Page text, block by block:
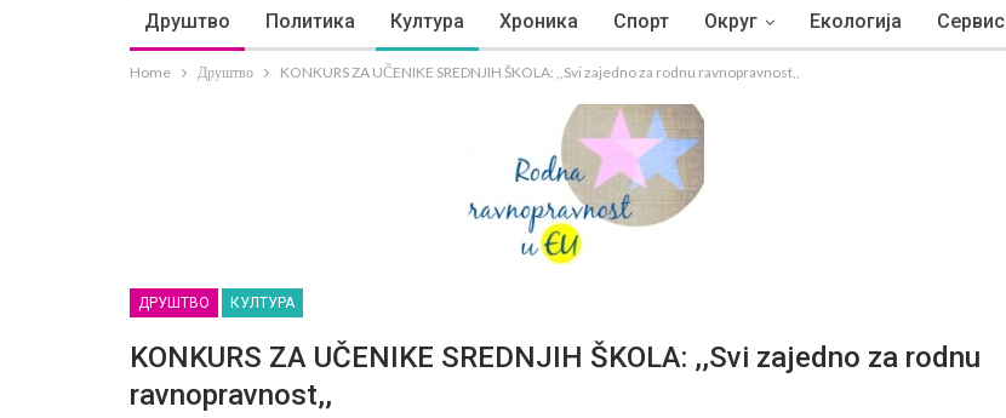
Друштво Политика Култура Хроника Спорт Округ Екологија Сервис
Home Друштво KONKURS ZA UČENIKE SREDNJIH ŠKOLA: ,,Svi zajedno za rodnu ravnopravnost,,
ДРУШТВО КУЛТУРА
KONKURS ZA UČENIKE SREDNJIH ŠKOLA: ,,Svi zajedno za rodnu
ravnopravnost,,